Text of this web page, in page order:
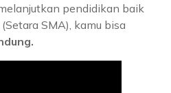
pendidikan baik
SMA), kamu bisa